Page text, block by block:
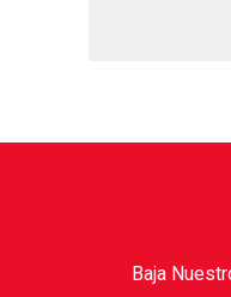
Baja